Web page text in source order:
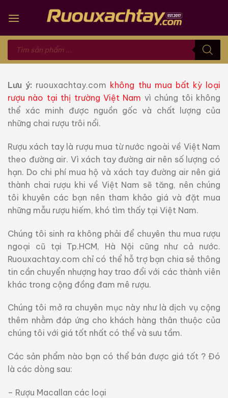
Tìm
kiếm
phẩm
Lưu ý: ruouxachtay.com không thu mua bất kỳ loại
rượu nào tại thị trường Việt Nam vì chúng tôi không
thể xác minh được nguồn gốc và chất lượng của
những chai rượu trôi nổi.
Rượu xách tay là rượu mua từ nước ngoài về Việt Nam
theo đường air. Vì xách tay đường air nên số lượng có
hạn. Do chi phí mua hộ và xách tay đường air nên giá
thành chai rượu khi về Việt Nam sẽ tăng, nên chúng
tôi khuyên các bạn nên tham khảo giá và đặt mua
những mẫu rượu hiếm, khó tìm thấy tại Việt Nam.
Chúng tôi sinh ra không phải để chuyên thu mua rượu
ngoại cũ tại Tp.HCM, Hà Nội cũng như cả nước.
Ruouxachtay.com chỉ có thể hỗ trợ bạn chia sẻ thông
tin cần chuyển nhượng hay trao đổi với các thành viên
khác trong cộng đồng đam mê rượu.
Chúng tôi mở ra chuyên mục này như là dịch vụ cộng
thêm nhằm đáp ứng cho khách hàng thân thuộc của
chúng tôi với giá tốt nhất có thể và sưu tầm.
Các sản phẩm nào bạn có thể bán được giá tốt ? Đó
là các dòng sau:
– Rượu Macallan các loại